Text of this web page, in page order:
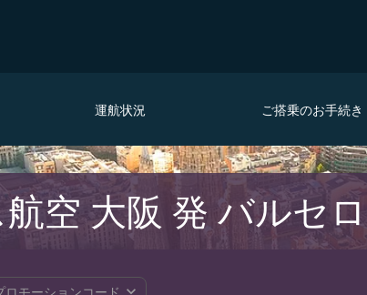
運航状況 ご搭乗のお手続き
空 大阪 発 バルセ
ロモーションコード expand_more